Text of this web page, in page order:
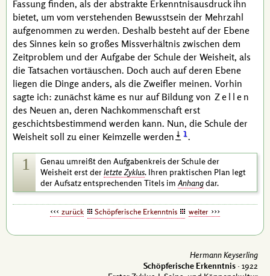
Fassung finden, als der abstrakte Erkenntnisausdruck ihn
bietet, um vom verstehenden Bewusstsein der Mehrzahl
aufgenommen zu werden. Deshalb besteht auf der Ebene
des Sinnes kein so großes Missverhältnis zwischen dem
Zeitproblem und der Aufgabe der Schule der Weisheit, als
die Tatsachen vortäuschen. Doch auch auf deren Ebene
liegen die Dinge anders, als die Zweifler meinen. Vorhin
sagte ich: zunächst käme es nur auf Bildung von Zellen
des Neuen an, deren Nachkommenschaft erst
geschichtsbestimmend werden kann. Nun, die Schule der
Weisheit soll zu einer Keimzelle werden
1.
1
Genau umreißt den Aufgabenkreis der Schule der
Weisheit erst derletzte Zyklus. Ihren praktischen Plan legt
der Aufsatz entsprechenden Titels im Anhangdar.
zurück Schöpferische Erkenntnis weiter
Hermann Keyserling
Schöpferische Erkenntnis · 1922